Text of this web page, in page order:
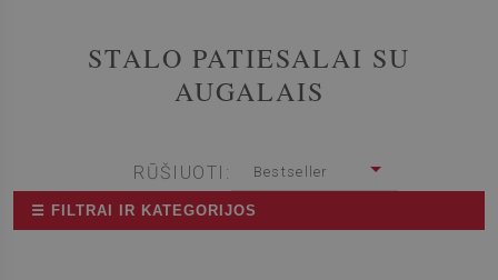
STALO PATIESALAI SU
AUGALAIS
RŪŠIUOTI: Bestseller
☰ FILTRAI IR KATEGORIJOS